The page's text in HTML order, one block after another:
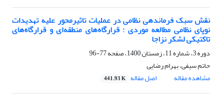
نقش سبک فرماندهی نظامی در عملیات تاثیرمحور علیه تهدیدات
نوپای نظامی مطالعه موردی : قرارگاه‌های منطقه‌ای و قرارگاه‌های
تاکتیکی لشکر نزاجا
دوره 3، شماره 11، زمستان 1400، صفحه
77-96
حاتم سیفی، بهرام رضایی
مشاهده مقاله
اصل مقاله 441.93 K